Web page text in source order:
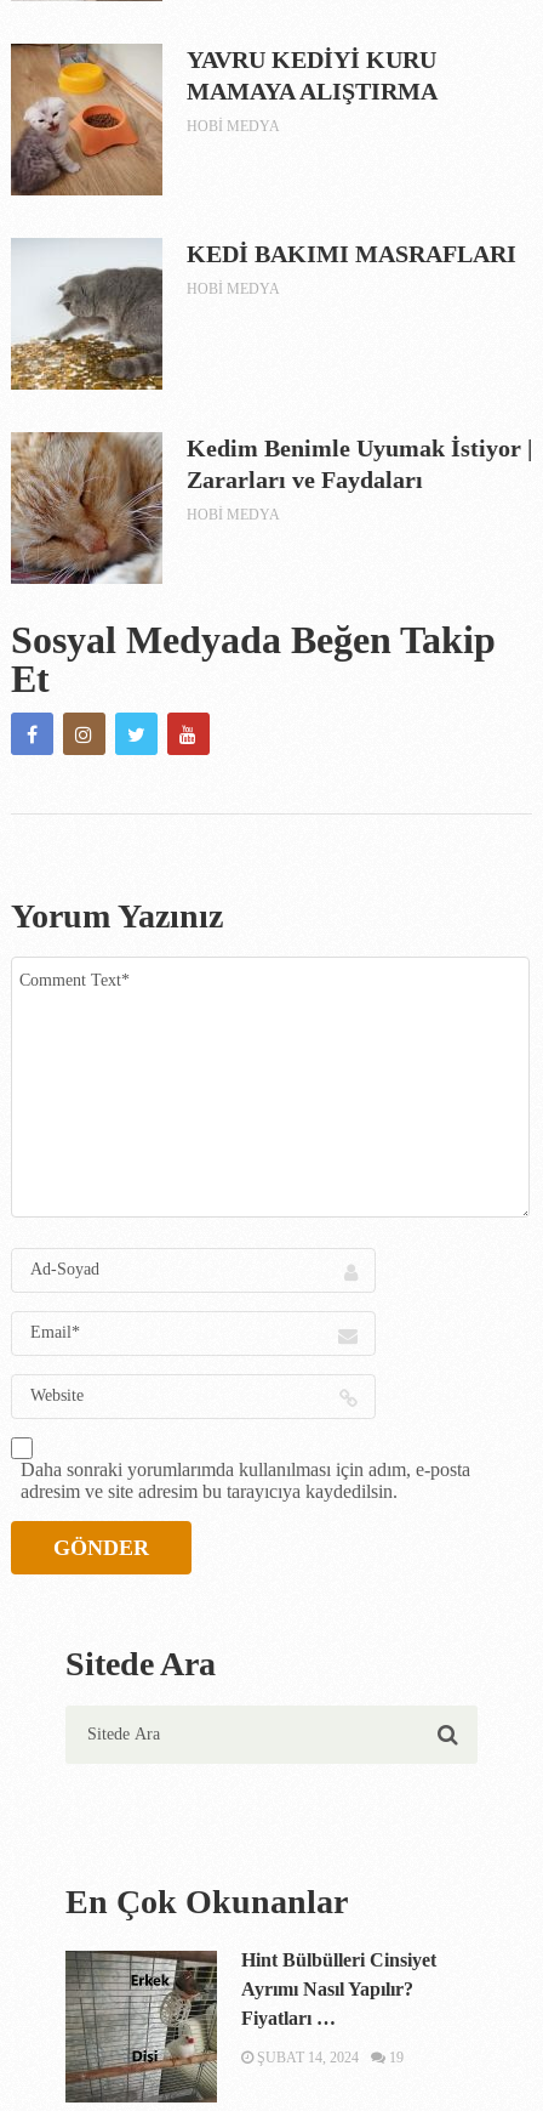
YAVRU KEDİYİ KURU
MAMAYA ALIŞTIRMA
HOBI MEDYA
KEDİ BAKIMI MASRAFLARI
HOBI MEDYA
Kedim Benimle Uyumak İstiyor |
Zararları ve Faydaları
HOBI MEDYA
Sosyal Medyada Beğen Takip
Et
Yorum Yazınız
Daha sonraki yorumlarımda kullanılması için adım, e-posta
adresim ve site adresim bu tarayıcıya kaydedilsin.
Sitede Ara
En Çok Okunanlar
Hint Bülbülleri Cinsiyet
Ayrımı Nasıl Yapılır?
Fiyatları …
ŞUBAT 14, 2024 19